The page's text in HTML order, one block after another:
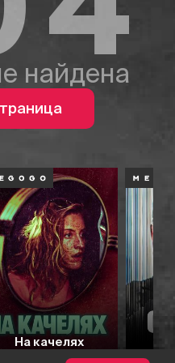
найдена
На качелях